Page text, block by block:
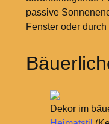
passive
Fenster oder
Dekor im